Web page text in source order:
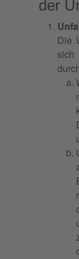
der
Die
sich